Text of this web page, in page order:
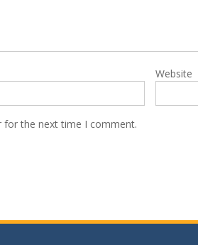
Website
for the next time I comment.